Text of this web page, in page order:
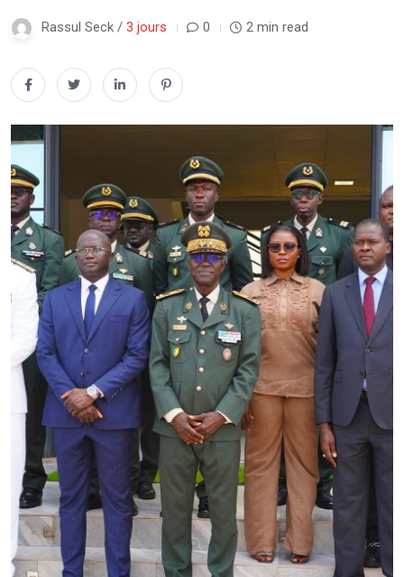
Rassul Seck / 3 jours 0 2 min read